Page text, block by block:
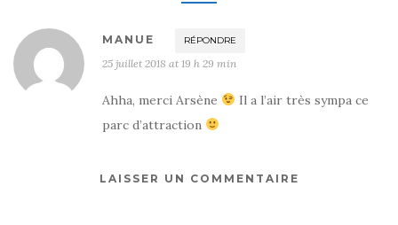
MANUE RÉPONDRE
25 juillet 2018 at 19 h 29 min
Ahha, merci Arsène
Il a l’air très sympa ce
parc d’attraction
LAISSER UN COMMENTAIRE